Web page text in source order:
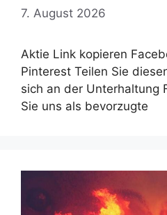
7. August 2026
Aktie Link kopieren
Pinterest Teilen Sie
sich an der Unterhaltung
Sie uns als bevorzugte